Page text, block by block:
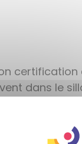
certification
dans le
les
c’est
à